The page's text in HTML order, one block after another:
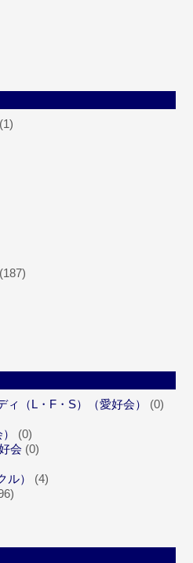
(1)
(187)
ィ（L・F・S）（愛好会）
(0)
(0)
会 (0)
ル）
(4)